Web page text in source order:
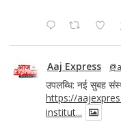
Aaj Express
उपलब्धि: नई सुबह
https://
institut...